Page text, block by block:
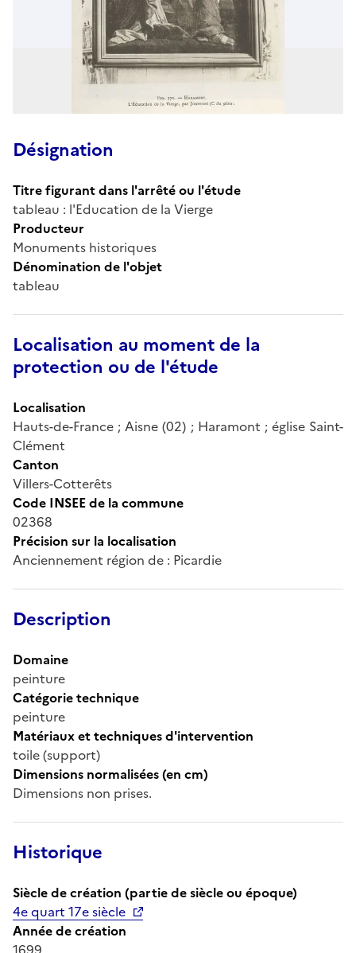
Désignation
Titre figurant dans l'arrêté ou l'étude
tableau : l'Education de la Vierge
Producteur
Monuments historiques
Dénomination de l'objet
tableau
Localisation au moment de la
protection ou de l'étude
Localisation
Hauts-de-France ; Aisne (02) ; Haramont ; église Saint-
Clément
Canton
Villers-Cotterêts
Code INSEE de la commune
02368
Précision sur la localisation
Anciennement région de : Picardie
Description
Domaine
peinture
Catégorie technique
peinture
Matériaux et techniques d'intervention
toile (support)
Dimensions normalisées (en cm)
Dimensions non prises.
Historique
Siècle de création (partie de siècle ou époque)
4e quart 17e siècle
Année de création